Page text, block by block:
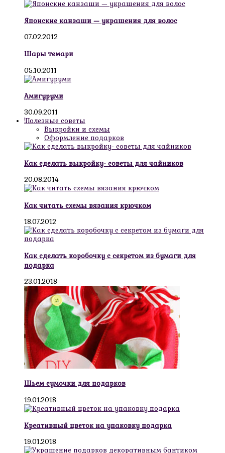
Японские канзаши — украшения для волос
07.02.2012
Шары темари
05.10.2011
Амигуруми
30.09.2011
!Полезные советы
Выкройки и схемы
Оформление подарков
Как сделать выкройку- советы для чайников
20.08.2014
Как читать схемы вязания крючком
18.07.2012
Как сделать коробочку с секретом из бумаги для
подарка
23.01.2018
Шьем сумочки для подарков
19.01.2018
Креативный цветок на упаковку подарка
19.01.2018